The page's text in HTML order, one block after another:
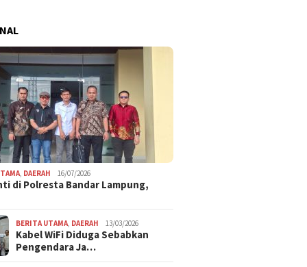
DAERAH 16/07/2026
di Polresta Bandar Lampung,
BERITA UTAMA DAERAH 13/03/2026
Kabel WiFi Diduga Sebabkan
Pengendara Ja…